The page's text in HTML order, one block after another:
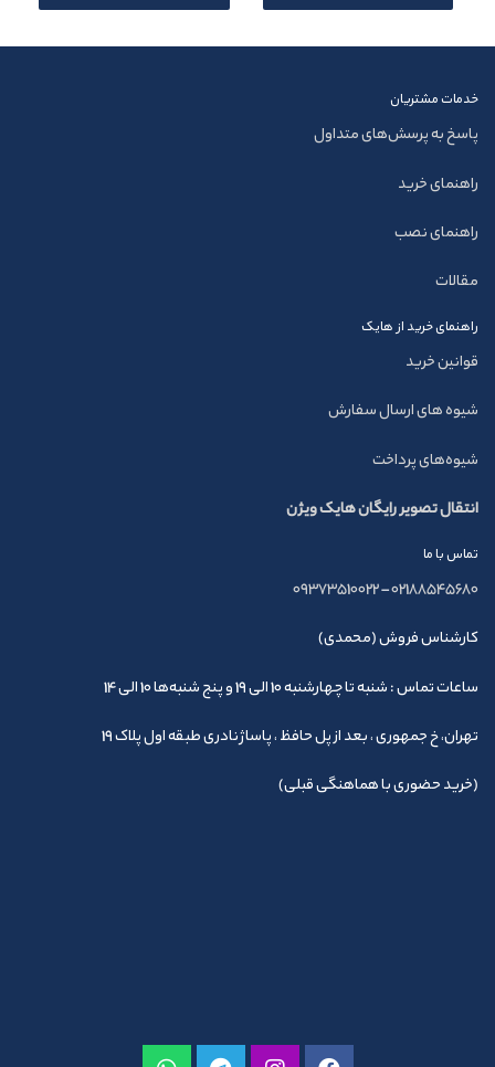
خدمات مشتریان
پاسخ به پرسش‌های متداول
راهنمای خرید
راهنمای نصب
مقالات
راهنمای خرید از هایک
قوانین خرید
شیوه های ارسال سفارش
شیوه‌های پرداخت
انتقال تصویر رایگان هایک ویژن
تماس با ما
02188545680
–
09373510022
کارشناس فروش (محمدی)
ساعات تماس : شنبه تا چهارشنبه 10 الی 19 و پنج شنبه‌ها 10 الی 14
تهران، خ جمهوری ، بعد از پل حافظ ، پاساژ نادری طبقه اول پلاک 19
(خرید حضوری با هماهنگی قبلی)